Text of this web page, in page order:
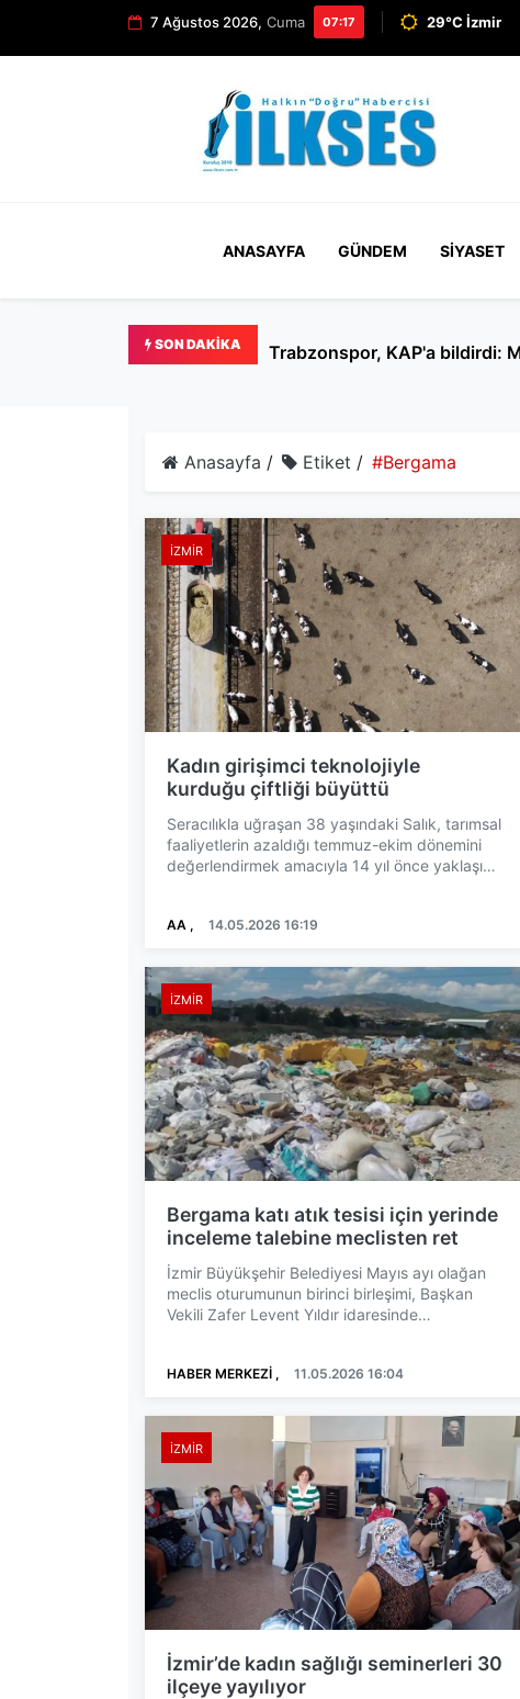
7 Ağustos 2026, Cuma 07:17 29°C İzmir
ANASAYFA GÜNDEM SIYASET
SON DAKIKA
Anasayfa / Etiket / #Bergama
İZMIR
Kadın girişimci teknolojiyle
kurduğu çiftliği büyüttü
Seracılıkla uğraşan 38 yaşındaki Salık, tarımsal
faaliyetlerin azaldığı temmuz-ekim dönemini
değerlendirmek amacıyla 14 yıl önce yaklaşık
AA , 14.05.2026 16:19
İZMIR
Bergama katı atık tesisi için yerinde
inceleme talebine meclisten ret
İzmir Büyükşehir Belediyesi Mayıs ayı olağan
meclis oturumunun birinci birleşimi, Başkan
Vekili Zafer Levent Yıldır idaresinde
HABER MERKEZİ , 11.05.2026 16:04
İZMIR
İzmir’de kadın sağlığı seminerleri 30
ilçeye yayılıyor